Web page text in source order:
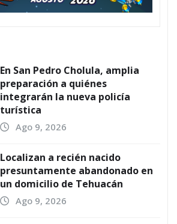
En San Pedro Cholula, amplia
preparación a quiénes
integrarán la nueva policía
turística
Ago 9, 2026
Localizan a recién nacido
presuntamente abandonado en
un domicilio de Tehuacán
Ago 9, 2026